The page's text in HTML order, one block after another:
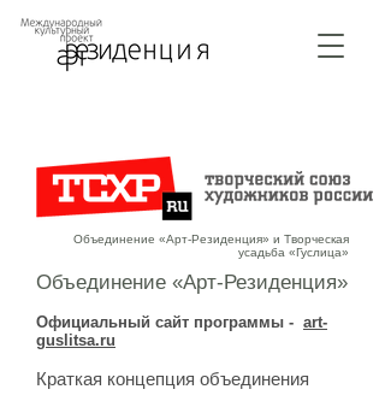
Объединение «Арт-Резиденция» и Творческая
усадьба «Гуслица»
Объединение «Арт-Резиденция»
Официальный сайт программы - art-
guslitsa.ru
Краткая концепция объединения